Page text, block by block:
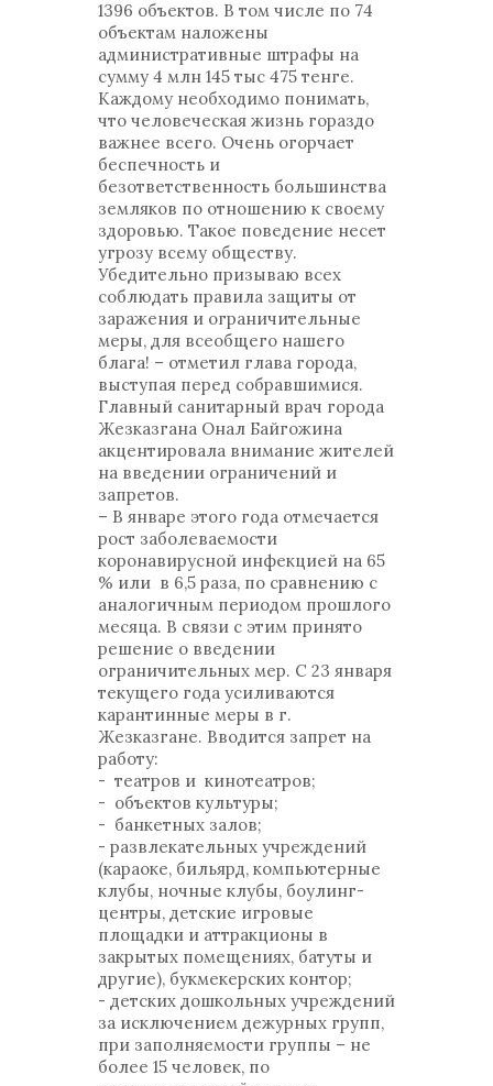
1396 объектов. В том числе по 74
объектам наложены
административные штрафы на
сумму 4 млн 145 тыс 475 тенге.
Каждому необходимо понимать,
что человеческая жизнь гораздо
важнее всего. Очень огорчает
беспечность и
безответственность большинства
земляков по отношению к своему
здоровью. Такое поведение несет
угрозу всему обществу.
Убедительно призываю всех
соблюдать правила защиты от
заражения и ограничительные
меры, для всеобщего нашего
блага! – отметил глава города,
выступая перед собравшимися.
Главный санитарный врач города
Жезказгана Онал Байгожина
акцентировала внимание жителей
на введении ограничений и
запретов.
– В январе этого года отмечается
рост заболеваемости
коронавирусной инфекцией на 65
% или в 6,5 раза, по сравнению с
аналогичным периодом прошлого
месяца. В связи с этим принято
решение о введении
ограничительных мер. С 23 января
текущего года усиливаются
карантинные меры в г.
Жезказгане. Вводится запрет на
работу:
- театров и кинотеатров;
- объектов культуры;
- банкетных залов;
- развлекательных учреждений
(караоке, бильярд, компьютерные
клубы, ночные клубы, боулинг-
центры, детские игровые
площадки и аттракционы в
закрытых помещениях, батуты и
другие), букмекерских контор;
- детских дошкольных учреждений
за исключением дежурных групп,
при заполняемости группы – не
более 15 человек, по